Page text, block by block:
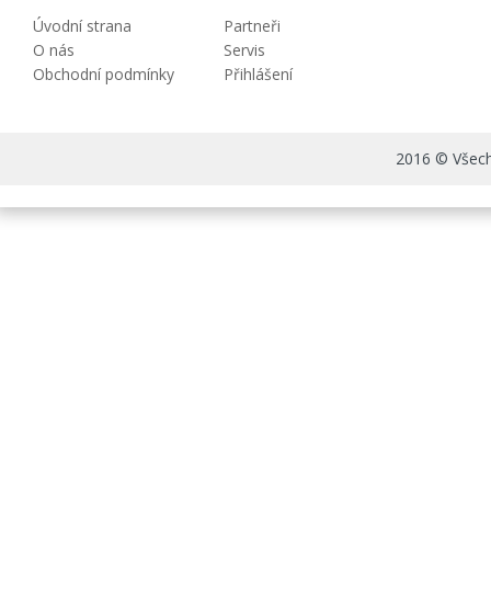
Úvodní strana
O nás
Obchodní podmínky
Partneři
Servis
Přihlášení
2016 ©